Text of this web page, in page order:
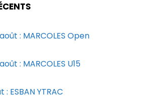
: MARCOLES Open
: MARCOLES U15
ESBAN YTRAC